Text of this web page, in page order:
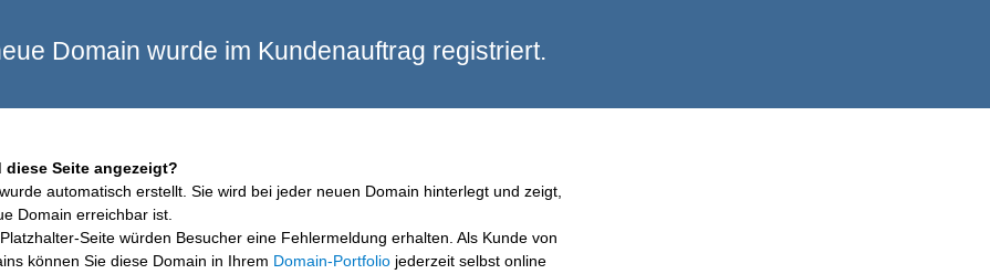
Domain wurde im Kundenauftrag registriert.
diese Seite angezeigt?
automatisch erstellt. Sie wird bei jeder neuen Domain hinterlegt und zeigt,
Domain erreichbar ist.
Seite würden Besucher eine Fehlermeldung erhalten. Als Kunde von
können Sie diese Domain in Ihrem Domain-Portfolio jederzeit selbst online